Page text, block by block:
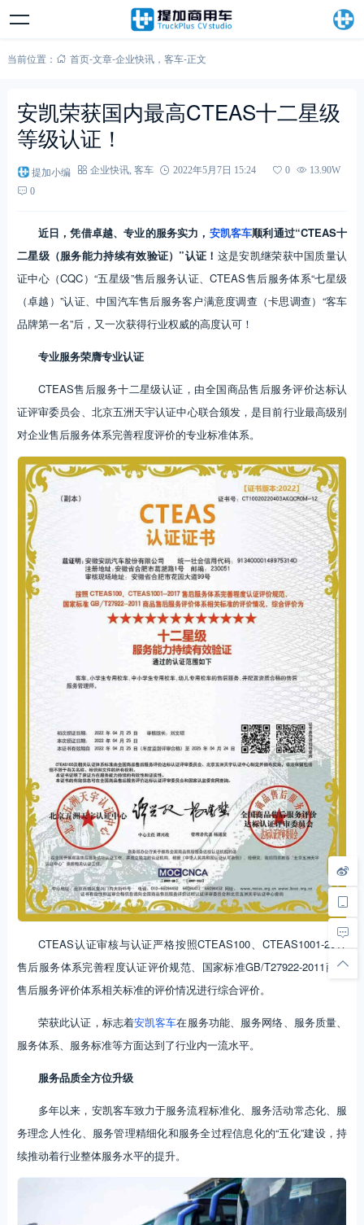
当前位置： 首页-文章-企业快讯， 客车-正文
安凯荣获国内最高CTEAS十二星级
等级认证！
提加小编 企业快讯, 客车 2022年5月7日 15:24 0
13.90W
0
近日，凭借卓越、专业的服务实力， 安凯客车顺利通过“CTEAS十
二星级（服务能力持续有效验证）”认证！ 这是安凯继荣获中国质量认
证中心（CQC）“五星级”售后服务认证、CTEAS售后服务体系“七星级
（卓越）”认证、中国汽车售后服务客户满意度调查（卡思调查）“客车
品牌第一名”后，又一次获得行业权威的高度认可！
专业服务荣膺专业认证
CTEAS售后服务十二星级认证，由全国商品售后服务评价达标认
证评审委员会、北京五洲天宇认证中心联合颁发，是目前行业最高级别
对企业售后服务体系完善程度评价的专业标准体系。
CTEAS认证审核与认证严格按照CTEAS100、CTEAS1001-2017
售后服务体系完善程度认证评价规范、国家标准GB/T27922-2011商品
售后服务评价体系相关标准的评价情况进行综合评价。
荣获此认证，标志着安凯客车在服务功能、服务网络、服务质量、
服务体系、服务标准等方面达到了行业内一流水平。
服务品质全方位升级
多年以来，安凯客车致力于服务流程标准化、服务活动常态化、服
务理念人性化、服务管理精细化和服务全过程信息化的“五化”建设，持
续推动着行业整体服务水平的提升。